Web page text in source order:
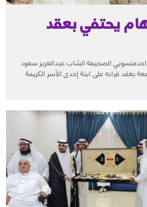
يحتفي بعقد
احدمنسوبي الصحيفة الشاب عبدالعزيز سعود
بعقد قرانه على ابنة إحدى الأسر الكريمة